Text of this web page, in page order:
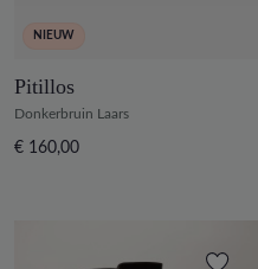
NIEUW
Pitillos
Donkerbruin Laars
€ 160,00